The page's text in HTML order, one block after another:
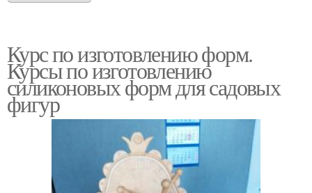
Курс по изготовлению форм.
Курсы по изготовлению
силиконовых форм для садовых
фигур